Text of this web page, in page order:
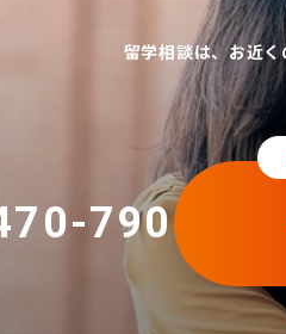
留学相談は、お近
790